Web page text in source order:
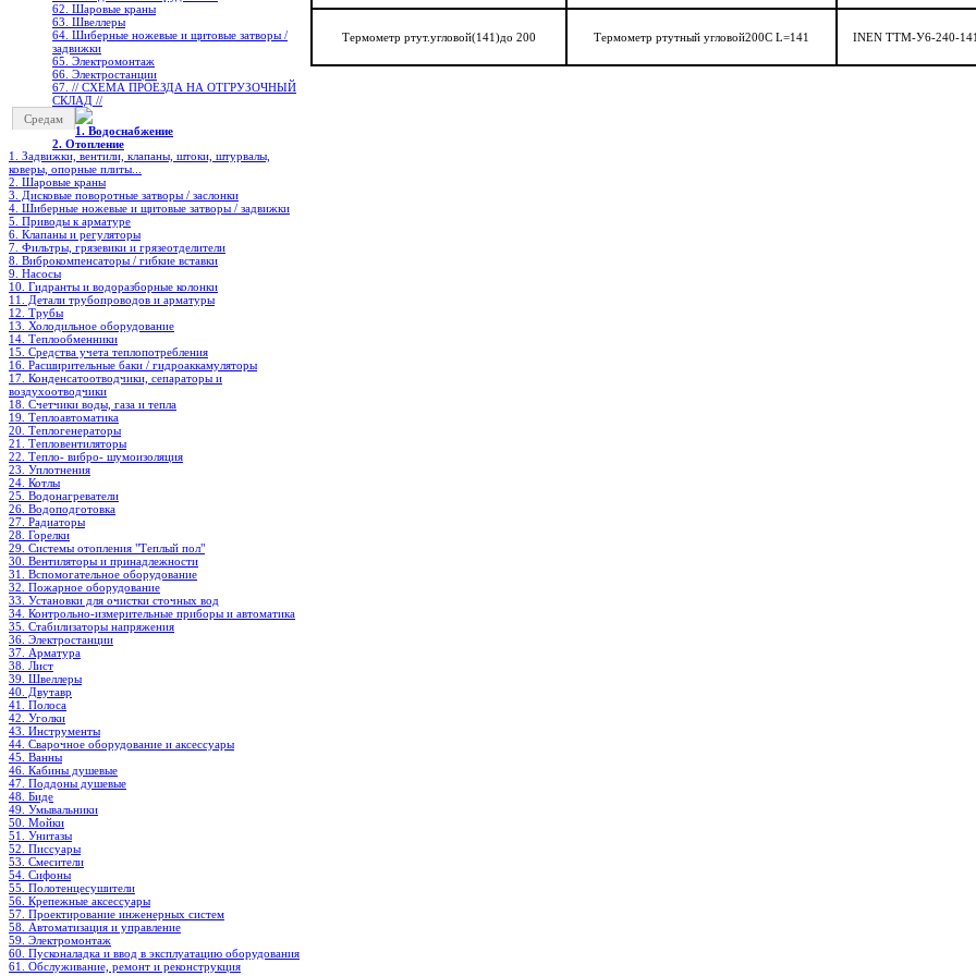
62. Шаровые краны
63. Швеллеры
64. Шиберные ножевые и щитовые затворы /
задвижки
65. Электромонтаж
66. Электростанции
67. // СХЕМА ПРОЕЗДА НА ОТГРУЗОЧНЫЙ
СКЛАД //
Средам
1. Водоснабжение
2. Отопление
1. Задвижки, вентили, клапаны, штоки, штурвалы,
коверы, опорные плиты...
2. Шаровые краны
3. Дисковые поворотные затворы / заслонки
4. Шиберные ножевые и щитовые затворы / задвижки
5. Приводы к арматуре
6. Клапаны и регуляторы
7. Фильтры, грязевики и грязеотделители
8. Виброкомпенсаторы / гибкие вставки
9. Насосы
10. Гидранты и водоразборные колонки
11. Детали трубопроводов и арматуры
12. Трубы
13. Холодильное oборудование
14. Теплообменники
15. Средства учета теплопотребления
16. Расширительные баки / гидроаккамуляторы
17. Конденсатоотводчики, сепараторы и
воздухоотводчики
18. Счетчики воды, газа и тепла
19. Теплоавтоматика
20. Теплогенераторы
21. Тепловентиляторы
22. Тепло- вибро- шумоизоляция
23. Уплотнения
24. Котлы
25. Водонагреватели
26. Водоподготовка
27. Радиаторы
28. Горелки
29. Системы отопления "Теплый пол"
30. Вентиляторы и принадлежности
31. Вспомогательное оборудование
32. Пожарное оборудование
33. Установки для очистки сточных вод
34. Контрольно-измерительные приборы и автоматика
35. Стабилизаторы напряжения
36. Электростанции
37. Арматура
38. Лист
39. Швеллеры
40. Двутавр
41. Полоса
42. Уголки
43. Инструменты
44. Сварочное оборудование и аксессуары
45. Ванны
46. Кабины душевые
47. Поддоны душевые
48. Биде
49. Умывальники
50. Мойки
51. Унитазы
52. Писсуары
53. Смесители
54. Сифоны
55. Полотенцесушители
56. Крепежные аксессуары
57. Проектирование инженерных систем
58. Автоматизация и управление
59. Электромонтаж
60. Пусконаладка и ввод в эксплуатацию оборудования
61. Обслуживание, ремонт и реконструкция
Термометр ртут.угловой(141)до 200 Термометр ртутный угловой200C L=141 INEN ТТМ-У6-240-141